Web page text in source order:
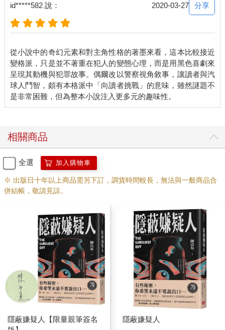
id*****582 說： 2020-03-27 分享
從小說中的奇幻元素和對主角性格的著墨來看，這本比較接近
變格派，只是並不著重在犯人的變態心理，而是用黑色喜劇來
呈現其動機與犯罪故事。偶爾改以警察視角敘事，讓讀者與汽
球人鬥智，頗有本格派中「向讀者挑戰」的意味，雖然謎題不
相關商品
全選 加入購物車
※ 出版日十年以上商品需另下訂，調貨時間較長，無法與一般商品合
併結帳，敬請見諒。
隱蔽嫌疑人【限量親筆簽名
隱蔽嫌疑人